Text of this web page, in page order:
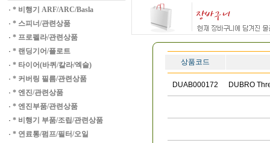
· * 비행기 ARF/ARC/Basla
· * 스피너/관련상품
· * 프로펠라/관련상품
· * 랜딩기어/플로트
· * 타이어(바퀴/칼라/엑슬)
· * 커버링 필름/관련상품
· * 엔진/관련상품
· * 엔진부품/관련상품
· * 비행기 부품/조립/관련상품
· * 연료통/펌프/필터/오일
상품코드
DUAB000172 DUBRO